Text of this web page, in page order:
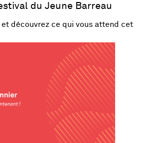
du Jeune Barreau
et découvrez ce qui vous attend cet